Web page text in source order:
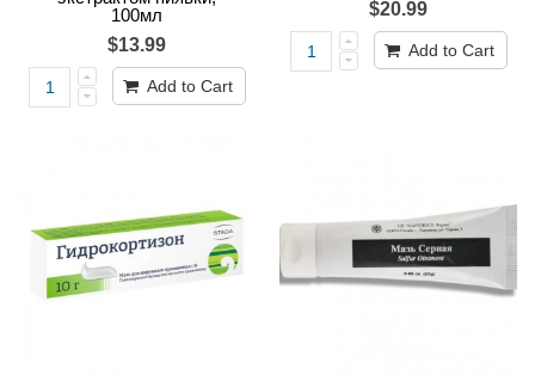
100мл
$13.99
Add to Cart
$20.99
Add to Cart